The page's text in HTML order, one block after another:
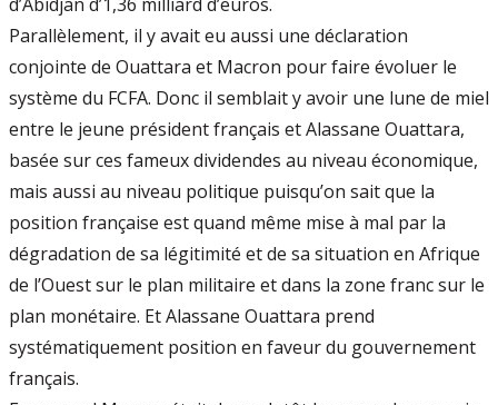
Parallèlement, il y avait eu aussi une déclaration
conjointe de Ouattara et Macron pour faire évoluer le
système du FCFA. Donc il semblait y avoir une lune de miel
entre le jeune président français et Alassane Ouattara,
basée sur ces fameux dividendes au niveau économique,
mais aussi au niveau politique puisqu’on sait que la
position française est quand même mise à mal par la
dégradation de sa légitimité et de sa situation en Afrique
de l’Ouest sur le plan militaire et dans la zone franc sur le
plan monétaire. Et Alassane Ouattara prend
systématiquement position en faveur du gouvernement
français.